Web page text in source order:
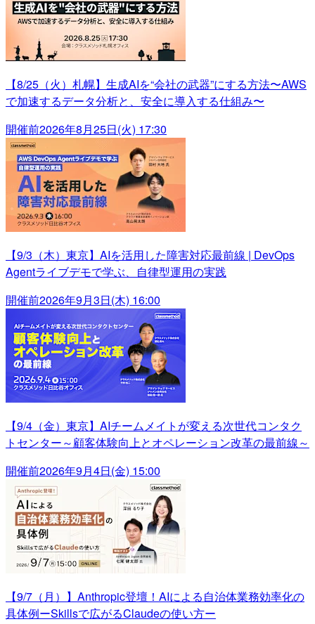
【8/25（火）札幌】生成AIを“会社の武器”にする方法〜AWS
で加速するデータ分析と、安全に導入する仕組み〜
開催前2026年8月25日(火) 17:30
【9/3（木）東京】AIを活用した障害対応最前線 | DevOps
Agentライブデモで学ぶ、自律型運用の実践
開催前2026年9月3日(木) 16:00
【9/4（金）東京】AIチームメイトが変える次世代コンタク
トセンター～顧客体験向上とオペレーション改革の最前線～
開催前2026年9月4日(金) 15:00
【9/7（月）】Anthropic登壇！AIによる自治体業務効率化の
具体例ーSkillsで広がるClaudeの使い方ー